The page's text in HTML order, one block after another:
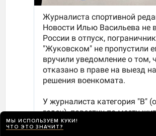
МЫ ИСПОЛЬЗУЕМ КУКИ!
ЧТО ЭТО ЗНАЧИТ?